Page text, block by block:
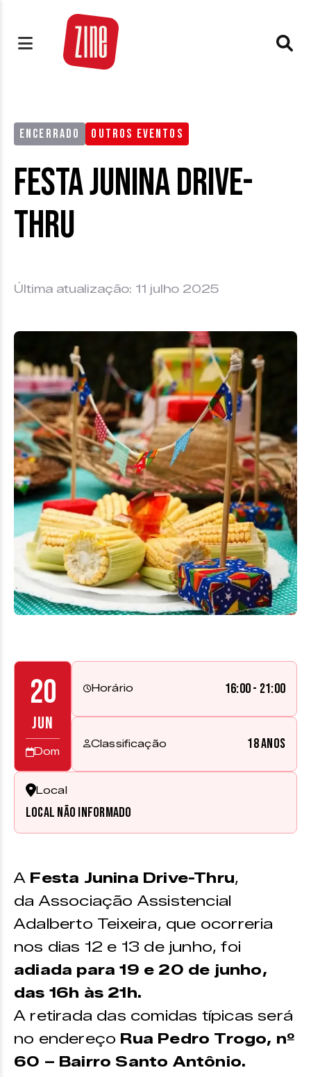
ENCERRADO OUTROS EVENTOS
Festa Junina Drive-
Thru
Última atualização: 11 julho 2025
20
JUN
Dom
Horário 16:00 - 21:00
Classificação 18 anos
Local
Local não informado
A Festa Junina Drive-Thru,
da Associação Assistencial
Adalberto Teixeira, que ocorreria
nos dias 12 e 13 de junho, foi
adiada para 19 e 20 de junho,
das 16h às 21h.
A retirada das comidas típicas será
no endereço Rua Pedro Trogo, nº
60 – Bairro Santo Antônio.